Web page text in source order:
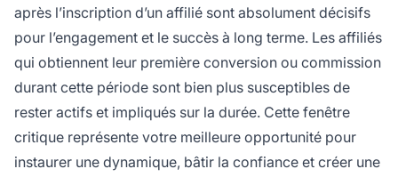
après l’inscription d’un affilié sont absolument décisifs
pour l’engagement et le succès à long terme. Les affiliés
qui obtiennent leur première conversion ou commission
durant cette période sont bien plus susceptibles de
rester actifs et impliqués sur la durée. Cette fenêtre
critique représente votre meilleure opportunité pour
instaurer une dynamique, bâtir la confiance et créer une